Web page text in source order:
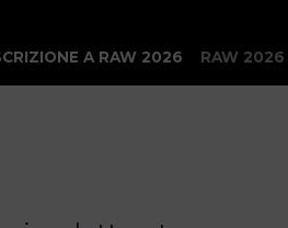
A RAW 2026 RAW 2026